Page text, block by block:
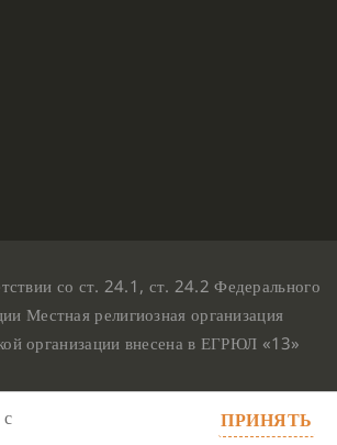
со ст. 24.1, ст. 24.2 Федерального
Местная религиозная организация
организации внесена в ЕГРЮЛ «13»
ПРИНЯТЬ